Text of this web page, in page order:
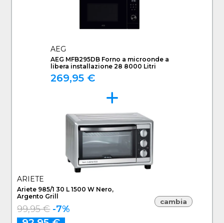
AEG
AEG MFB295DB Forno a microonde a
libera installazione 28 8000 Litri
269,95 €
ARIETE
Ariete 985/1 30 L 1500 W Nero,
Argento Grill
99,95 € -7%
cambia